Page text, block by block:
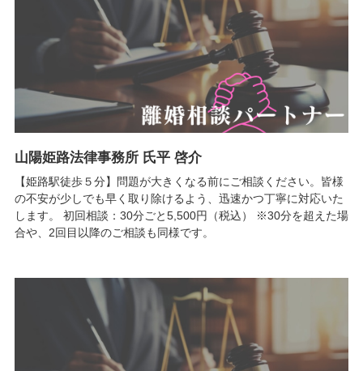
山陽姫路法律事務所 氏平 啓介
【姫路駅徒歩５分】問題が大きくなる前にご相談ください。皆様
の不安が少しでも早く取り除けるよう、迅速かつ丁寧に対応いた
します。 初回相談：30分ごと5,500円（税込） ※30分を超えた場
合や、2回目以降のご相談も同様です。